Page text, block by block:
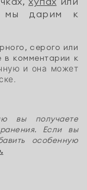
мы дарим к
серого или
в комментарии к
и она может
вы получаете
Если вы
особенную